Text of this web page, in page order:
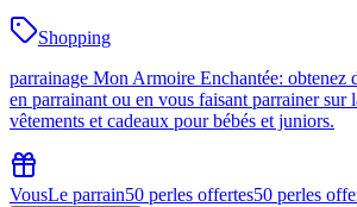
Shopping
parrainage Mon Armoire Enchantée: obtenez
en parrainant ou en vous faisant parrainer sur
vêtements et cadeaux pour bébés et juniors.
VousLe parrain50 perles offertes50 perles